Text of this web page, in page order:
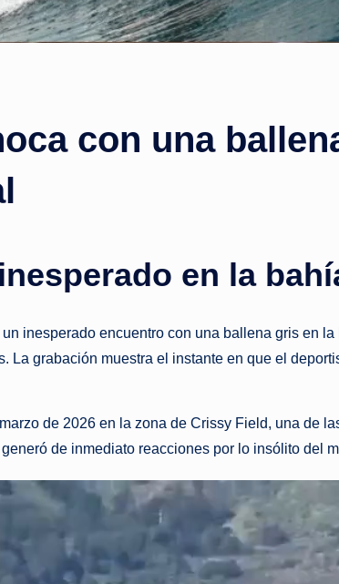
con una
en la
inesperado encuentro con una ballena gris en
La grabación muestra el instante en que el
de 2026 en la zona de Crissy Field, una de
de inmediato reacciones por lo insólito del